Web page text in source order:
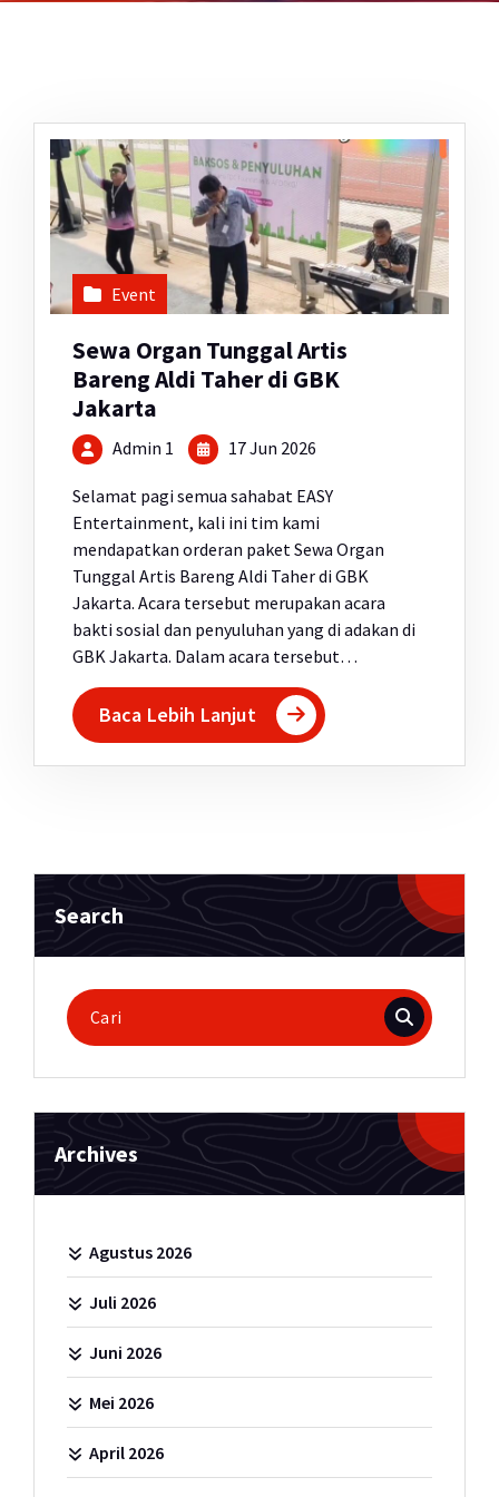
Event
Sewa Organ Tunggal Artis
Bareng Aldi Taher di GBK
Jakarta
Admin 1 17 Jun 2026
Selamat pagi semua sahabat EASY
Entertainment, kali ini tim kami
mendapatkan orderan paket Sewa Organ
Tunggal Artis Bareng Aldi Taher di GBK
Jakarta. Acara tersebut merupakan acara
bakti sosial dan penyuluhan yang di adakan di
GBK Jakarta. Dalam acara tersebut…
Baca Lebih Lanjut
Search
Pencarian
untuk:
Archives
Agustus 2026
Juli 2026
Juni 2026
Mei 2026
April 2026